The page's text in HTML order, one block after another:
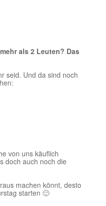
als 2 Leuten? Das
seid. Und da sind noch
von uns käuflich
doch auch noch die
machen könnt, desto
starten 🙂